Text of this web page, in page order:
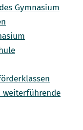
Gymnasium
weiterführende